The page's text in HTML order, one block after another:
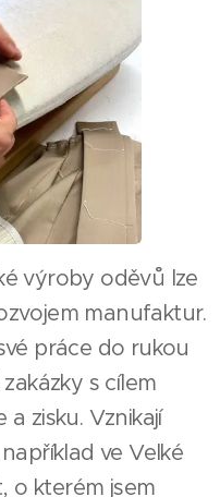
výroby oděvů lze
manufaktur.
práce do rukou
s cílem
zisku. Vznikají
ve Velké
o kterém jsem